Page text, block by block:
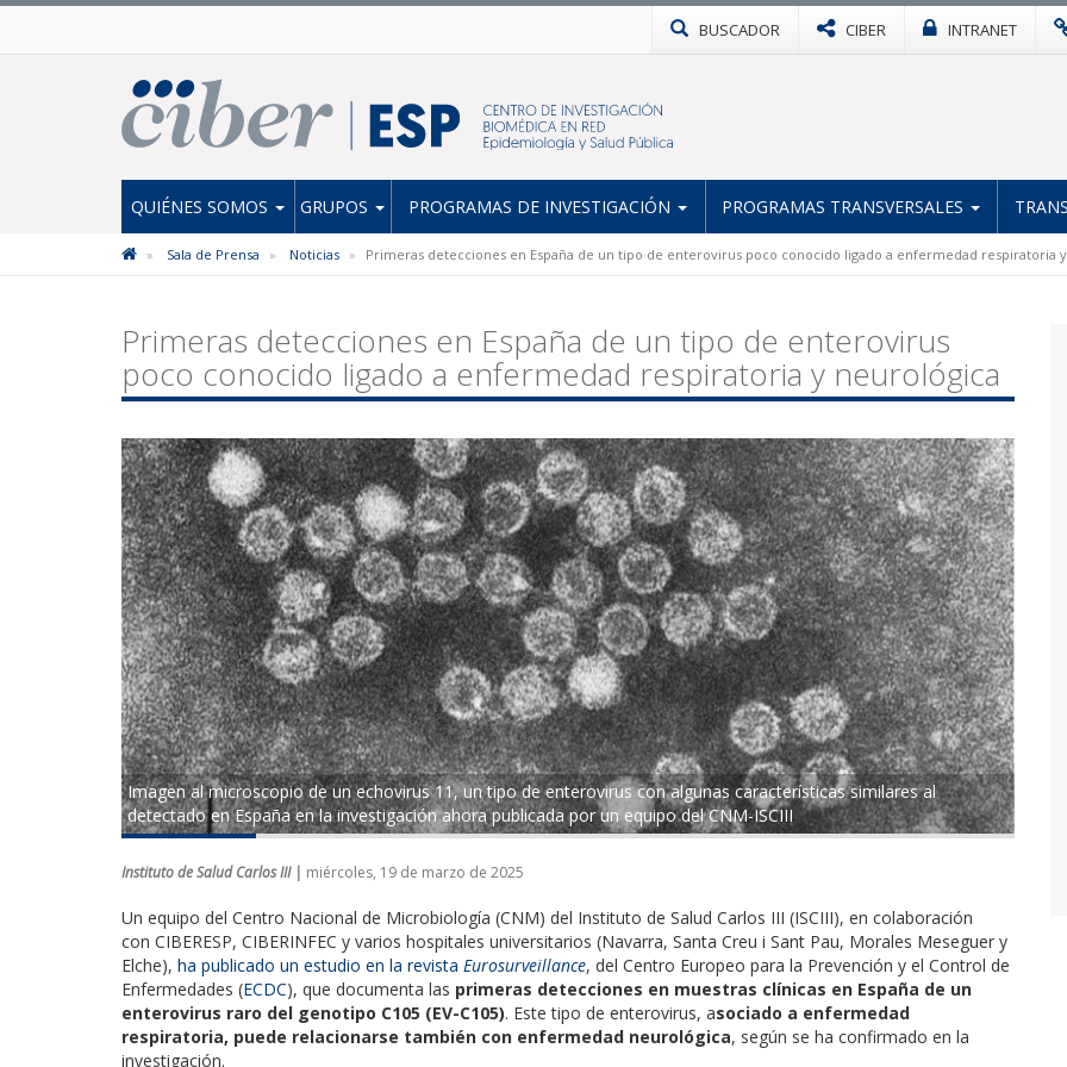
BUSCADOR CIBER INTRANET
QUIÉNES SOMOS GRUPOS PROGRAMAS DE INVESTIGACIÓN PROGRAMAS TRANSVERSALES
Sala de Prensa Noticias Primeras detecciones en España de un tipo de enterovirus poco conocido ligado a enfermedad respiratoria
Primeras detecciones en España de un tipo de enterovirus
poco conocido ligado a enfermedad respiratoria y neurológica
Imagen al microscopio de un echovirus 11, un tipo de enterovirus con algunas características similares al
detectado en España en la investigación ahora publicada por un equipo del CNM-ISCIII
Instituto de Salud Carlos III | miércoles, 19 de marzo de 2025
Un equipo del Centro Nacional de Microbiología (CNM) del Instituto de Salud Carlos III (ISCIII), en colaboración
con CIBERESP, CIBERINFEC y varios hospitales universitarios (Navarra, Santa Creu i Sant Pau, Morales Meseguer y
Elche), ha publicado un estudio en la revista Eurosurveillance, del Centro Europeo para la Prevención y el Control de
Enfermedades (ECDC), que documenta las primeras detecciones en muestras clínicas en España de un
enterovirus raro del genotipo C105 (EV-C105). Este tipo de enterovirus, asociado a enfermedad
respiratoria, puede relacionarse también con enfermedad neurológica, según se ha confirmado en la
investigación.